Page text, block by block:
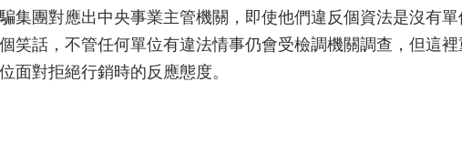
集團對應出中央事業主管機關，即使他們違反個資法是沒有單
笑話，不管任何單位有違法情事仍會受檢調機關調查，但這裡
面對拒絕行銷時的反應態度。